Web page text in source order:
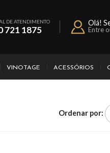
DE ATENDIMENTO
721 1875
Olá!
Entre
VINOTAGE ACESSÓRIOS
Ordenar por: